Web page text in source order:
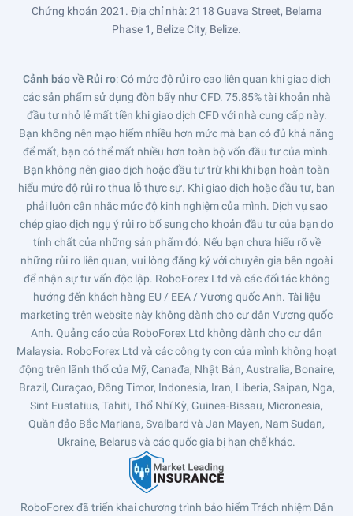
Chứng khoán 2021. Địa chỉ nhà: 2118 Guava Street, Belama
Phase 1, Belize City, Belize.
Cảnh báo về Rủi ro: Có mức độ rủi ro cao liên quan khi giao dịch
các sản phẩm sử dụng đòn bẩy như CFD. 75.85% tài khoản nhà
đầu tư nhỏ lẻ mất tiền khi giao dịch CFD với nhà cung cấp này.
Bạn không nên mạo hiểm nhiều hơn mức mà bạn có đủ khả năng
để mất, bạn có thể mất nhiều hơn toàn bộ vốn đầu tư của mình.
Bạn không nên giao dịch hoặc đầu tư trừ khi khi bạn hoàn toàn
hiểu mức độ rủi ro thua lỗ thực sự. Khi giao dịch hoặc đầu tư, bạn
phải luôn cân nhắc mức độ kinh nghiệm của mình. Dịch vụ sao
chép giao dịch ngụ ý rủi ro bổ sung cho khoản đầu tư của bạn do
tính chất của những sản phẩm đó. Nếu bạn chưa hiểu rõ về
những rủi ro liên quan, vui lòng đăng ký với chuyên gia bên ngoài
để nhận sự tư vấn độc lập. RoboForex Ltd và các đối tác không
hướng đến khách hàng EU / EEA / Vương quốc Anh. Tài liệu
marketing trên website này không dành cho cư dân Vương quốc
Anh. Quảng cáo của RoboForex Ltd không dành cho cư dân
Malaysia. RoboForex Ltd và các công ty con của mình không hoạt
động trên lãnh thổ của Mỹ, Canađa, Nhật Bản, Australia, Bonaire,
Brazil, Curaçao, Đông Timor, Indonesia, Iran, Liberia, Saipan, Nga,
Sint Eustatius, Tahiti, Thổ Nhĩ Kỳ, Guinea-Bissau, Micronesia,
Quần đảo Bắc Mariana, Svalbard và Jan Mayen, Nam Sudan,
Ukraine, Belarus và các quốc gia bị hạn chế khác.
RoboForex đã triển khai chương trình bảo hiểm Trách nhiệm Dân